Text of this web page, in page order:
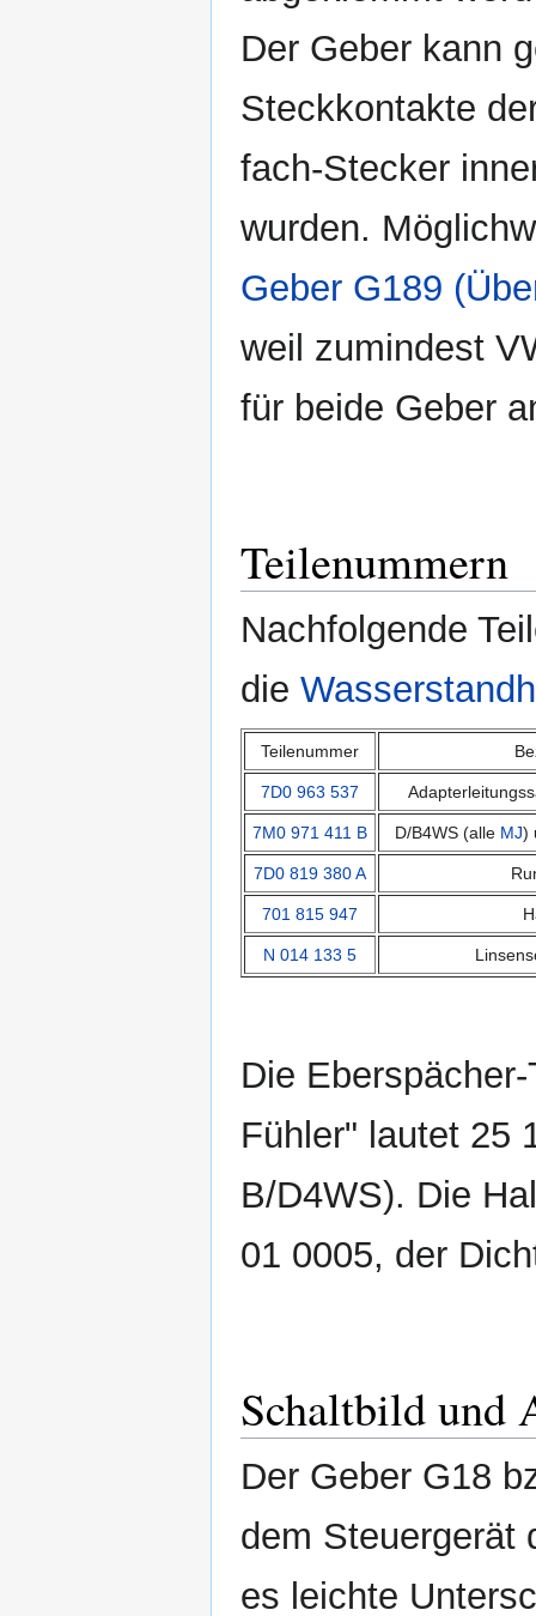
Der Geber kann
Steckkontakte
fach-Stecker
wurden.
Geber G189
weil zumindest
für beide Geber
Teilenummern
Nachfolgende
die
Teilenummer
7D0 963 537
7M0 971 411 B D/B4WS (alle MJ)
7D0 819 380 A
701 815 947
N 014 133 5
Die
Fühler" lautet 25
B/D4WS). Die
01 0005, der
Schaltbild und
Der Geber G18
dem Steuergerät
es leichte